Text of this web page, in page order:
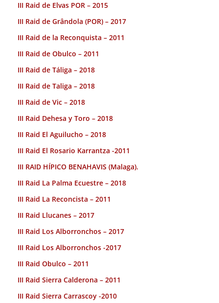
III Raid de Elvas POR – 2015
III Raid de Grândola (POR) – 2017
III Raid de la Reconquista – 2011
III Raid de Obulco – 2011
III Raid de Táliga – 2018
III Raid de Taliga – 2018
III Raid de Vic – 2018
III Raid Dehesa y Toro – 2018
III Raid El Aguilucho – 2018
III Raid El Rosario Karrantza -2011
III RAID HÍPICO BENAHAVIS (Malaga).
III Raid La Palma Ecuestre – 2018
III Raid La Reconcista – 2011
III Raid Llucanes – 2017
III Raid Los Alborronchos – 2017
III Raid Los Alborronchos -2017
III Raid Obulco – 2011
III Raid Sierra Calderona – 2011
III Raid Sierra Carrascoy -2010